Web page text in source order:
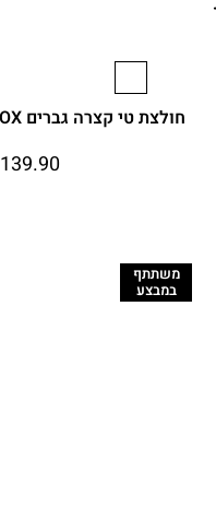
חולצת טי קצרה גברים EVOLUTION NSE BOX
139.90
משתתף
במבצע